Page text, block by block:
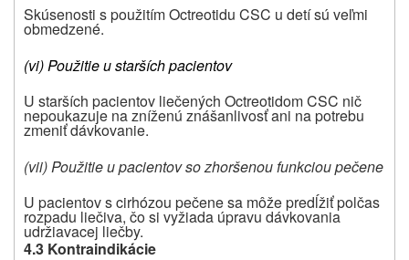
Skúsenosti s použitím Octreotidu CSC u detí sú veľmi
obmedzené.
(vi) Použitie u starších pacientov
U starších pacientov liečených Octreotidom CSC nič
nepoukazuje na zníženú znášanlivosť ani na potrebu
zmeniť dávkovanie.
(vii) Použitie u pacientov so zhoršenou funkciou pečene
U pacientov s cirhózou pečene sa môže predĺžiť polčas
rozpadu liečiva, čo si vyžiada úpravu dávkovania
udržiavacej liečby.
4.3 Kontraindikácie